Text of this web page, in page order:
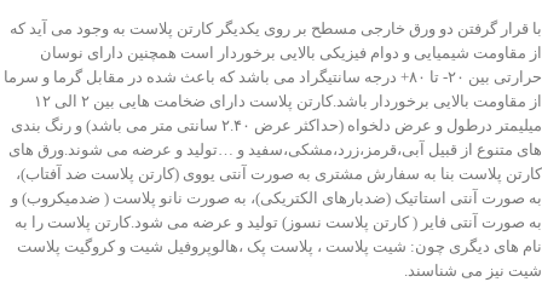
با قرار گرفتن دو ورق خارجی مسطح بر روی یکدیگر کارتن پلاست به وجود می آید که
از مقاومت شیمیایی و دوام فیزیکی بالایی برخوردار است همچنین دارای نوسان
حرارتی بین ۲۰- تا ۸۰+ درجه سانتیگراد می باشد که باعث شده در مقابل گرما و سرما
از مقاومت بالایی برخوردار باشد.کارتن پلاست دارای ضخامت هایی بین ۲ الی ۱۲
میلیمتر درطول و عرض دلخواه (حداکثر عرض ۲.۴۰ سانتی متر می باشد) و رنگ بندی
های متنوع از قبیل آبی،قرمز،زرد،مشکی،سفید و …تولید و عرضه می شوند.ورق های
کارتن پلاست بنا به سفارش مشتری به صورت آنتی یووی (کارتن پلاست ضد آفتاب)،
به صورت آنتی استاتیک (ضدبارهای الکتریکی)، به صورت نانو پلاست ( ضدمیکروب) و
به صورت آنتی فایر ( کارتن پلاست نسوز) تولید و عرضه می شود.کارتن پلاست را به
نام های دیگری چون: شیت پلاست ، پلاست پک ،هالوپروفیل شیت و کروگیت پلاست
شیت نیز می شناسند.